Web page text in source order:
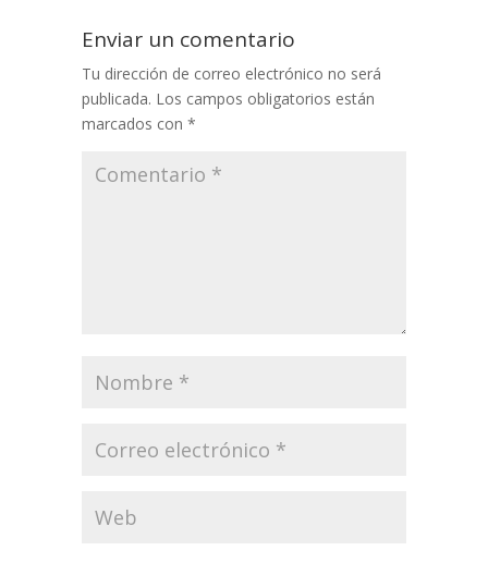
Enviar un comentario
Tu dirección de correo electrónico no será
publicada. Los campos obligatorios están
marcados con *